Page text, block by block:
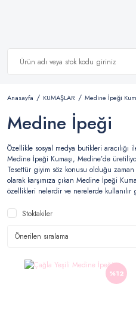
Anasayfa KUMAŞLAR Medine İpeği
Medine İpeği
Özellikle sosyal medya butikleri aracılığı
Medine İpeği Kumaşı, Medine’de
Tesettür giyim söz konusu olduğu
olarak karşımıza çıkan Medine İpeği
özellikleri nelerdir ve nerelerde
Stoktakiler
%12